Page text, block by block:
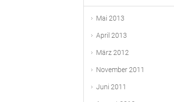
Mai 2013
April 2013
März 2012
November 2011
Juni 2011